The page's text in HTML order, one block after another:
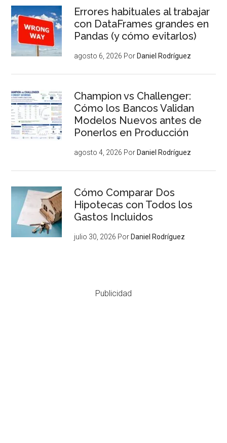
Errores habituales al trabajar
con DataFrames grandes en
Pandas (y cómo evitarlos)
agosto 6, 2026 Por Daniel Rodríguez
Champion vs Challenger:
Cómo los Bancos Validan
Modelos Nuevos antes de
Ponerlos en Producción
agosto 4, 2026 Por Daniel Rodríguez
Cómo Comparar Dos
Hipotecas con Todos los
Gastos Incluidos
julio 30, 2026 Por Daniel Rodríguez
Publicidad